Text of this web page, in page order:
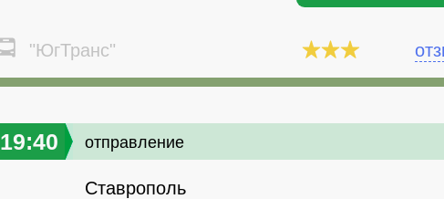
"ЮгТранс"
19:40 отправление
Ставрополь